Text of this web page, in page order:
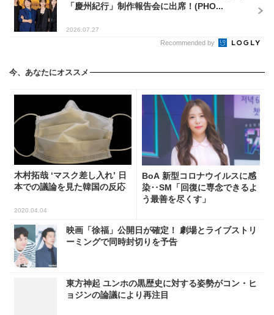
「慶州紀行」制作報告会に出席！(PHO...
2026.07.27
Recommended by
今、あなたにオススメ
木村拓哉 ‘マスク差し入れ’ 日
本での議論を見た韓国の反応
2020.04.04
BoA 新型コロナウイルスに感
染‥SM「回復に専念できるよ
う最善を尽くす」
映画「徐福」公開日が確定！ 劇場とライブストリ
ーミングで同時封切りを予告
東方神起 ユンホの黒歴史に対する姿勢がコン・ヒ
ョジンの論議により再注目